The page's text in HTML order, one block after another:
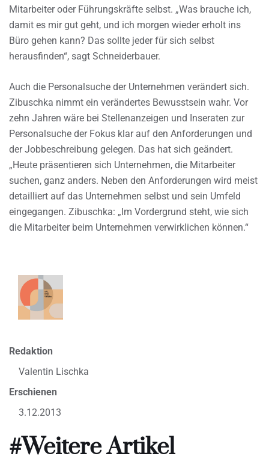
Mitarbeiter oder Führungskräfte selbst. „Was brauche ich,
damit es mir gut geht, und ich morgen wieder erholt ins
Büro gehen kann? Das sollte jeder für sich selbst
herausfinden“, sagt Schneiderbauer.
Auch die Personalsuche der Unternehmen verändert sich.
Zibuschka nimmt ein verändertes Bewusstsein wahr. Vor
zehn Jahren wäre bei Stellenanzeigen und Inseraten zur
Personalsuche der Fokus klar auf den Anforderungen und
der Jobbeschreibung gelegen. Das hat sich geändert.
„Heute präsentieren sich Unternehmen, die Mitarbeiter
suchen, ganz anders. Neben den Anforderungen wird meist
detailliert auf das Unternehmen selbst und sein Umfeld
eingegangen. Zibuschka: „Im Vordergrund steht, wie sich
die Mitarbeiter beim Unternehmen verwirklichen können.“
Redaktion
Valentin Lischka
Erschienen
3.12.2013
#Weitere Artikel